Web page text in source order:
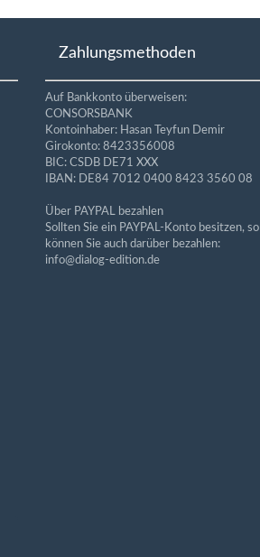
Zahlungsmethoden
Auf Bankkonto überweisen:
CONSORSBANK
Kontoinhaber: Hasan Teyfun Demir
Girokonto: 8423356008
BIC: CSDB DE71 XXX
IBAN: DE84 7012 0400 8423 3560 08
Über PAYPAL bezahlen
Sollten Sie ein PAYPAL-Konto besitzen, so
können Sie auch darüber bezahlen:
info@dialog-edition.de